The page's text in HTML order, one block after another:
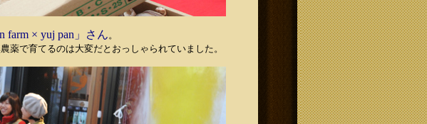
farm × yuj pan」さん。
薬で育てるのは大変だとおっしゃられていました。